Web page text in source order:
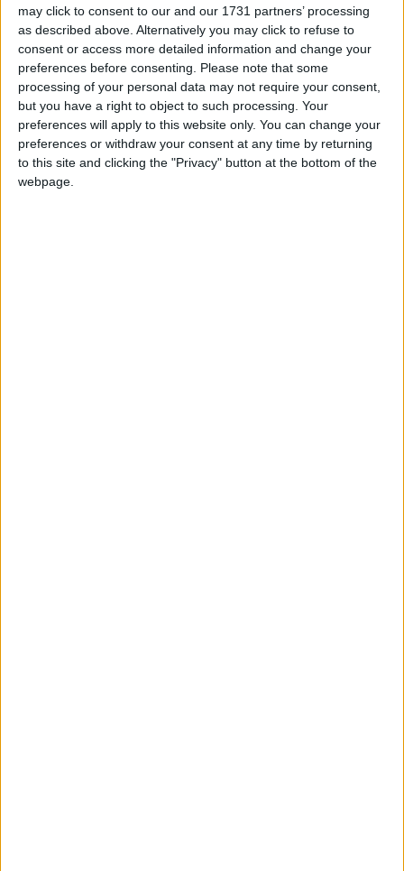
may click to consent to our and our 1731 partners’ processing
as described above. Alternatively you may click to refuse to
consent or access more detailed information and change your
preferences before consenting.
Please note that some
processing of your personal data may not require your consent,
but you have a right to object to such processing. Your
preferences will apply to this website only. You can change your
preferences or withdraw your consent at any time by returning
to this site and clicking the "Privacy" button at the bottom of the
webpage.
BEN Boina Salim accueilli en héros au
siège de l’AGK Import- Export.
31 janvier 2022 La Rédaction
Le président du Sénégal, Macky Sall à Moroni les 7, 8
et 9 février pour une visite d’Etat
31 janvier 2022